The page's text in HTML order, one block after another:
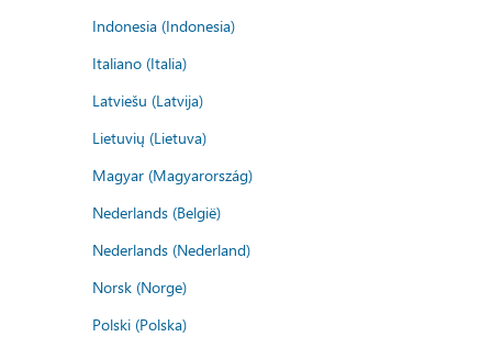
Indonesia (Indonesia)
Italiano (Italia)
Latviešu (Latvija)
Lietuvių (Lietuva)
Magyar (Magyarország)
Nederlands (België)
Nederlands (Nederland)
Norsk (Norge)
Polski (Polska)